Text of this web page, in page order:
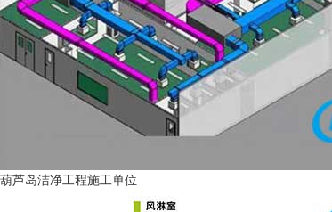
葫芦岛洁净工程施工单位